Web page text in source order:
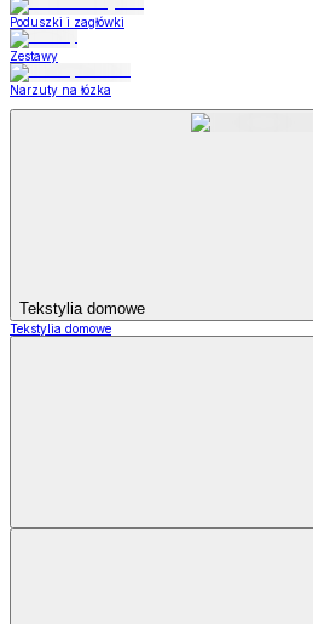
Poduszki i zagłówki
Zestawy
Narzuty na łózka
Tekstylia domowe
Tekstylia domowe